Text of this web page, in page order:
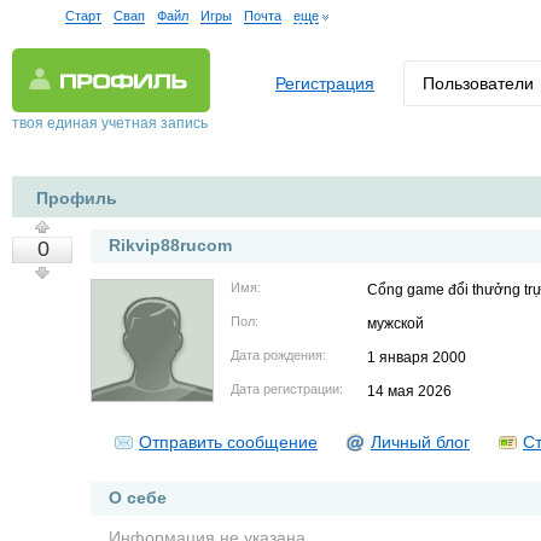
Старт Свап Файл Игры Почта еще
твоя единая учетная запись
Регистрация Пользователи
Профиль
0 Rikvip88rucom
Имя: Cổng game đổi thưởng
Пол: мужской
Дата рождения: 1 января 2000
Дата регистрации: 14 мая 2026
Отправить сообщение Личный блог
О себе